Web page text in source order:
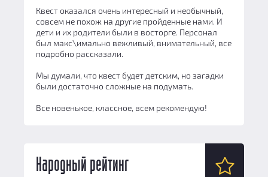
Квест оказался очень интересный и необычный,
совсем не похож на другие пройденные нами. И
дети и их родители были в восторге. Персонал
был макс\имально вежливый, внимательный, все
подробно рассказали.
Мы думали, что квест будет детским, но загадки
были достаточно сложные на подумать.
Все новенькое, классное, всем рекомендую!
Народный рейтинг